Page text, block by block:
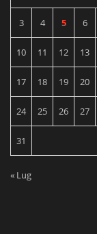
3 4 5 6
10 11 12 13
17 18 19 20
24 25 26 27
31
« Lug